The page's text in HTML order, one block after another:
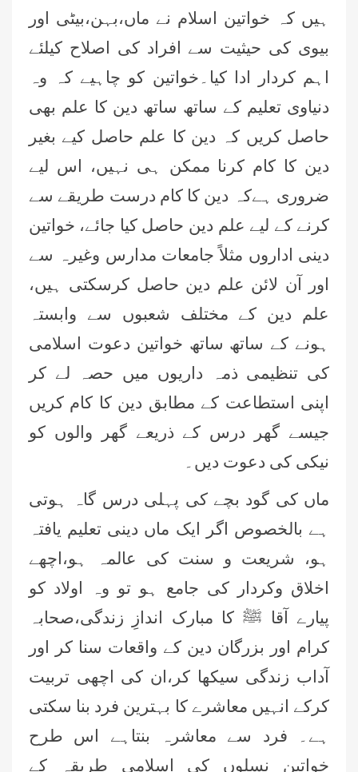
ہیں کہ خواتین اسلام نے ماں،بہن،بیٹی اور
بیوی کی حیثیت سے افراد کی اصلاح کیلئے
اہم کردار ادا کیا۔خواتین کو چاہیے کہ وہ
دنیاوی تعلیم کے ساتھ ساتھ دین کا علم بھی
حاصل کریں کہ دین کا علم حاصل کیے بغیر
دین کا کام کرنا ممکن ہی نہیں، اس لیے
ضروری ہےکہ دین کا کام درست طریقے سے
کرنے کے لیے علم دین حاصل کیا جائے، خواتین
دینی اداروں مثلاً جامعات مدارس وغیرہ سے
اور آن لائن علم دین حاصل کرسکتی ہیں،
علم دین کے مختلف شعبوں سے وابستہ
ہونے کے ساتھ ساتھ خواتین دعوت اسلامی
کی تنظیمی ذمہ داریوں میں حصہ لے کر
اپنی استطاعت کے مطابق دین کا کام کریں
جیسے گھر درس کے ذریعے گھر والوں کو
نیکی کی دعوت دیں۔
ماں کی گود بچے کی پہلی درس گاہ ہوتی
ہے بالخصوص اگر ایک ماں دینی تعلیم یافتہ
ہو، شریعت و سنت کی عالمہ ہو،اچھے
اخلاق وکردار کی جامع ہو تو وہ اولاد کو
پیارے آقا ﷺ کا مبارک اندازِ زندگی،صحابہ
کرام اور بزرگان دین کے واقعات سنا کر اور
آداب زندگی سیکھا کر،ان کی اچھی تربیت
کرکے انہیں معاشرے کا بہترین فرد بنا سکتی
ہے۔ فرد سے معاشرہ بنتاہے اس طرح
خواتین نسلوں کی اسلامی طریقہ کے